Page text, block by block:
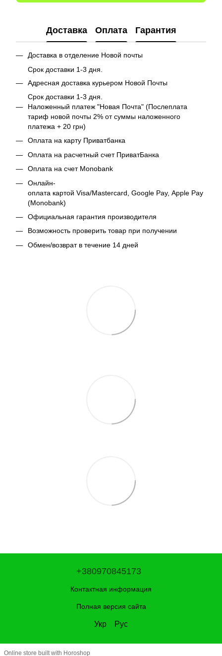
Доставка Оплата Гарантия
Доставка в отделение Новой почты
Срок доставки 1-3 дня.
Адресная доставка курьером Новой Почты
Срок доставки 1-3 дня.
Наложенный платеж "Новая Почта" (Послеплата
тариф новой почты 2% от суммы наложенного
платежа + 20 грн)
Оплата на карту Приватбанка
Оплата на расчетный счет ПриватБанка
Оплата на счет Monobank
Онлайн-
оплата картой Visa/Mastercard, Google Pay, Apple Pay
(Monobank)
Официальная гарантия производителя
Возможность проверить товар при получении
Обмен/возврат в течение 14 дней
+380970845173
Контактная информация
Полная версия сайта
Укр Рус
Online store built with Horoshop